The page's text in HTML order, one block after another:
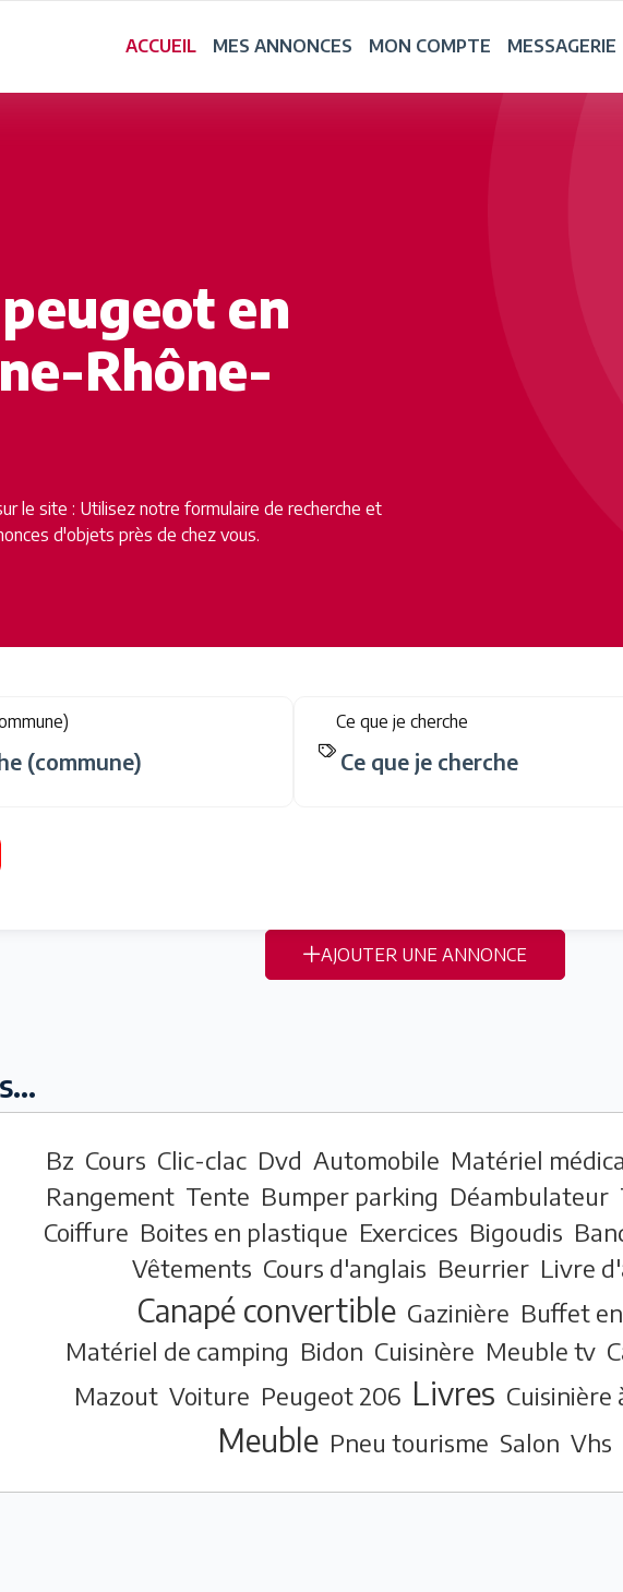
ACCUEIL MES ANNONCES MON COMPTE MESSAGERIE
en
Rhône-
le site : Utilisez notre formulaire de recherche et
d'objets près de chez vous.
Ce que je cherche
AJOUTER UNE ANNONCE
Bz Cours Clic-clac Dvd Automobile Matériel
Rangement Tente Bumper parking Déambulateur
Coiffure Boites en plastique Exercices Bigoudis
Vêtements Cours d'anglais Beurrier Livre
Canapé convertible Gazinière Buffet
Matériel de camping Bidon Cuisinère Meuble tv
Mazout Voiture Peugeot 206 Livres Cuisinière
Meuble Pneu tourisme Salon Vhs